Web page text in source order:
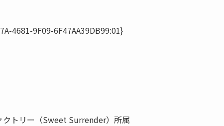
クトリー（Sweet Surrender）所属